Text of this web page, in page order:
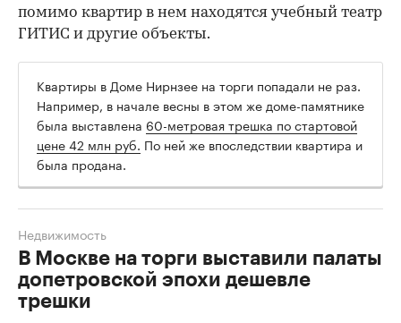
помимо квартир в нем находятся учебный театр
ГИТИС и другие объекты.
Квартиры в Доме Нирнзее на торги попадали не раз.
Например, в начале весны в этом же доме-памятнике
была выставлена 60-метровая трешка по стартовой
цене 42 млн руб. По ней же впоследствии квартира и
была продана.
В Москве на торги выставили палаты
допетровской эпохи дешевле
трешки
Недвижимость